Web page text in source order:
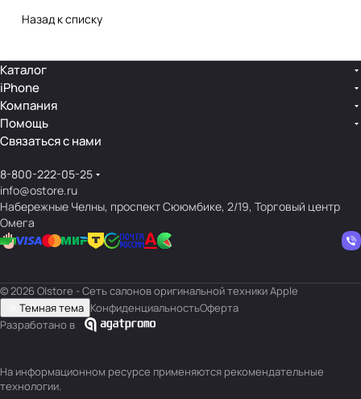
Назад к списку
Каталог
iPhone
Компания
Помощь
Связаться с нами
8-800-222-05-25
info@ostore.ru
Набережные Челны, проспект Сююмбике, 2/19, Торговый центр
Омега
© 2026 O|store - Сеть салонов оригинальной техники Apple
Темная тема КонфиденциальностьОферта
Разработано в
На информационном ресурсе применяются рекомендательные
технологии.